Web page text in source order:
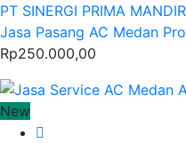
PT SINERGI PRIMA
Jasa Pasang AC Medan
Rp250.000,00
New